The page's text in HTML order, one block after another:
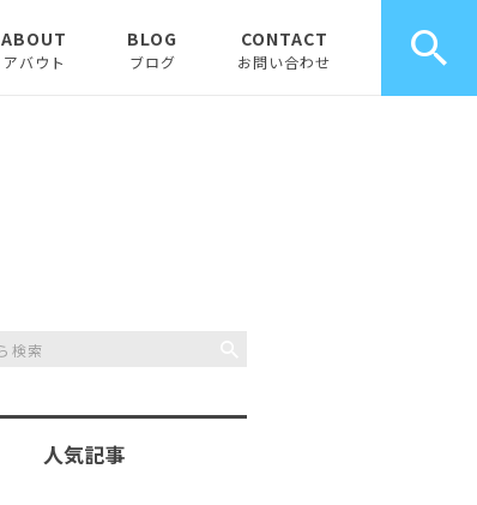
ABOUT
アバウト
BLOG
ブログ
CONTACT
お問い合わせ
人気記事